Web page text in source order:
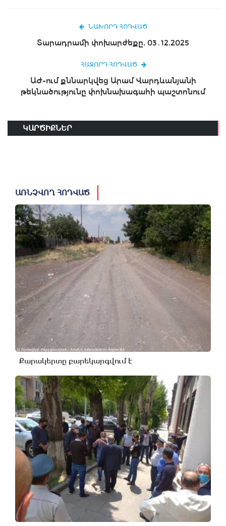
ՆԱԽՈՐԴ ՀՈԴՎԱԾ
Տարադրամի փոխարժեքը. 03․12.2025
ՀԱՋՈՐԴ ՀՈԴՎԱԾ
ԱԺ-ում քննարկվեց Արամ Վարդևանյանի
թեկնածությունը փոխնախագահի պաշտոնում
ԿԱՐԾԻՔՆԵՐ
ԱՌՆՉՎՈՂ ՀՈԴՎԱԾ
Քարակերտը բարեկարգվում է